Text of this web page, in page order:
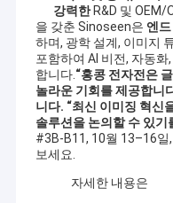
강력한 R&D 및 OEM/
을 갖춘 Sinoseen은 엔
하며, 광학 설계, 이미지
포함하여 AI 비전, 자동
합니다.“홍콩 전자전은
놀라운 기회를 제공합니
니다. “최신 이미징 혁신
솔루션을 논의할 수 있기
#3B-B11, 10월 13–16일
보세요.
자세한 내용은